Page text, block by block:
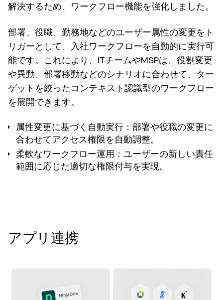
解決するため、ワークフロー機能を強化しました。
部署、役職、勤務地などのユーザー属性の変更をト
リガーとして、入社ワークフローを自動的に実行可
能です。これにより、ITチームやMSPは、役割変更
や異動、部署移動などのシナリオに合わせて、ター
ゲットを絞ったコンテキスト認識型のワークフロー
を展開できます。
属性変更に基づく自動実行：部署や役職の変更に
合わせてアクセス権限を自動調整。
柔軟なワークフロー運用：ユーザーの新しい責任
範囲に応じた適切な権限付与を実現。
アプリ連携